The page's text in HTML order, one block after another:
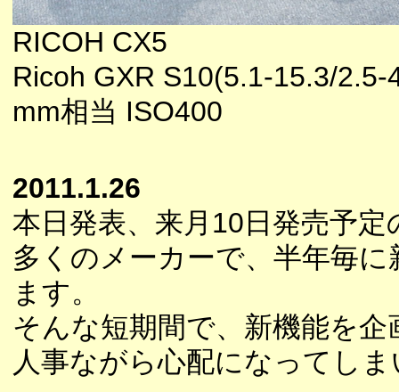
RICOH CX5
Ricoh GXR S10(5.1-15.3/2.5-
mm相当 ISO400
2011.1.26
本日発表、来月10日発売予
多くのメーカーで、半年毎
ます。
そんな短期間で、新機能を
人事ながら心配になってし